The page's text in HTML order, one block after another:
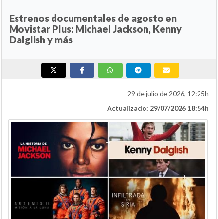
Estrenos documentales de agosto en
Movistar Plus: Michael Jackson, Kenny
Dalglish y más
29 de julio de 2026, 12:25h
Actualizado: 29/07/2026 18:54h